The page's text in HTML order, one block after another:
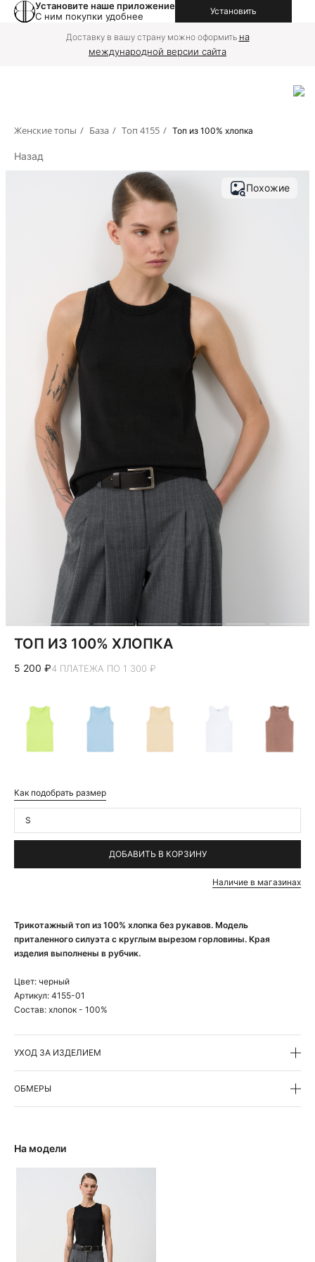
Установите наше приложение
С ним покупки удобнее
Установить
Доставку в вашу страну можно оформить на
международной версии сайта
Женские топы / База / Топ 4155 / Топ из 100% хлопка
Назад
Трикотажный топ из 100% хлопка без рукавов. Модель
приталенного силуэта с круглым вырезом горловины. Края
изделия выполнены в рубчик.
Цвет: черный
Артикул: 4155-01
Состав: хлопок - 100%
УХОД ЗА ИЗДЕЛИЕМ
ОБМЕРЫ
Похожие
ТОП ИЗ 100% ХЛОПКА
5 200 ₽4 ПЛАТЕЖА ПО 1 300 ₽
Как подобрать размер
S
ДОБАВИТЬ В КОРЗИНУ
Наличие в магазинах
На модели